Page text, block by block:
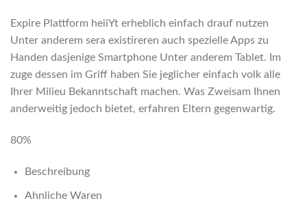
Expire Plattform heiiYt erheblich einfach drauf nutzen
Unter anderem sera existireren auch spezielle Apps zu
Handen dasjenige Smartphone Unter anderem Tablet. Im
zuge dessen im Griff haben Sie jeglicher einfach volk alle
Ihrer Milieu Bekanntschaft machen. Was Zweisam Ihnen
anderweitig jedoch bietet, erfahren Eltern gegenwartig.
80%
Beschreibung
Ahnliche Waren